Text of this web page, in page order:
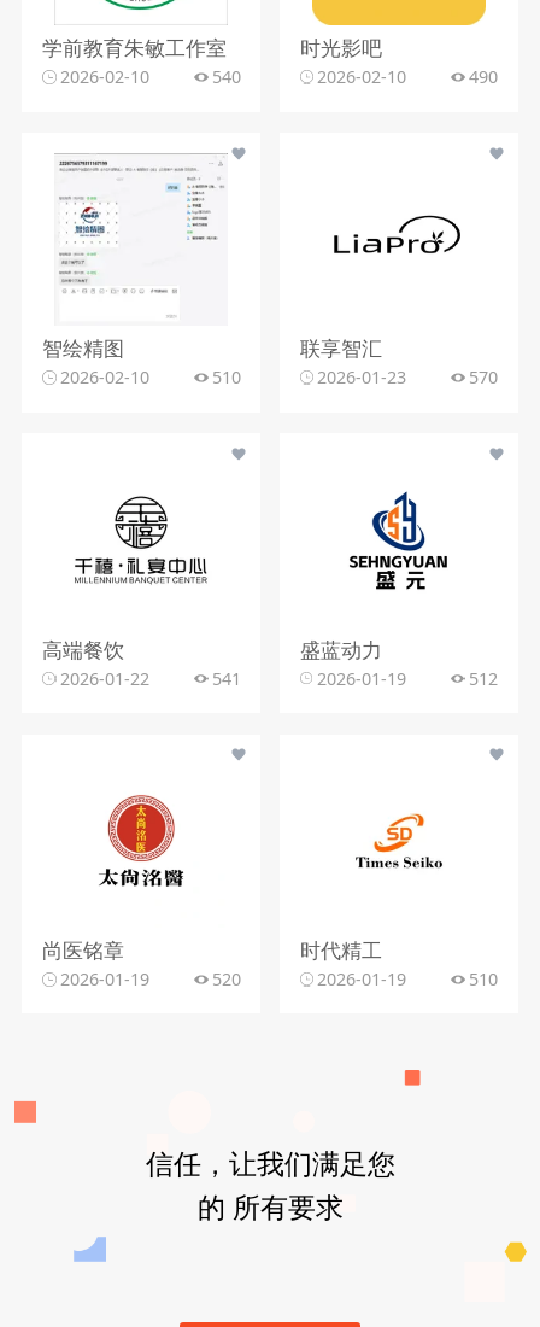
学前教育朱敏工作室
2026-02-10 540
时光影吧
2026-02-10 490
智绘精图
2026-02-10 510
联享智汇
2026-01-23 570
高端餐饮
2026-01-22 541
盛蓝动力
2026-01-19 512
尚医铭章
2026-01-19 520
时代精工
2026-01-19 510
信任，让我们满足您
的 所有要求